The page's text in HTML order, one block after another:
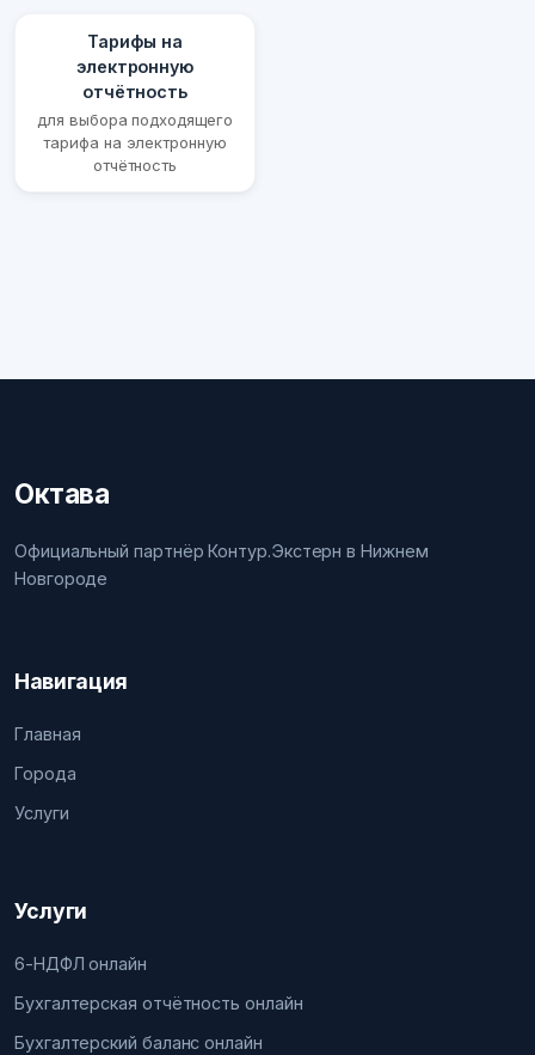
Тарифы на
электронную
отчётность
для выбора подходящего
тарифа на электронную
отчётность
Октава
Официальный партнёр Контур.Экстерн в Нижнем
Новгороде
Навигация
Главная
Города
Услуги
Услуги
6-НДФЛ онлайн
Бухгалтерская отчётность онлайн
Бухгалтерский баланс онлайн